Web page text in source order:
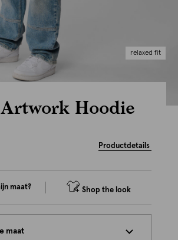
relaxed fit
Hoodie
Productdetails
maat? Shop the look
maat